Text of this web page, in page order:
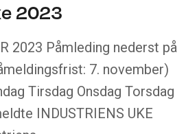
2023
2023 Påmleding nederst på
7. november)
Tirsdag Onsdag Torsdag
INDUSTRIENS UKE